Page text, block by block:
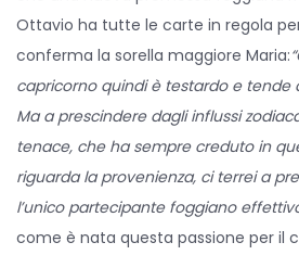
2
0
Ottavio ha tutte le carte in regola
conferma la sorella maggiore Maria:
capricorno quindi è testardo e tende
Ma a prescindere dagli influssi
tenace, che ha sempre creduto in
riguarda la provenienza, ci terrei a
l’unico partecipante foggiano
come è nata questa passione per il